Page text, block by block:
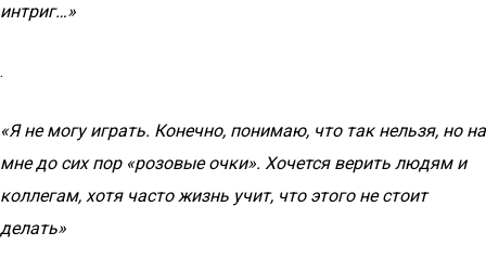
интриг…»
.
«Я не могу играть. Конечно, понимаю, что так нельзя, но на
мне до сих пор «розовые очки». Хочется верить людям и
коллегам, хотя часто жизнь учит, что этого не стоит
делать»